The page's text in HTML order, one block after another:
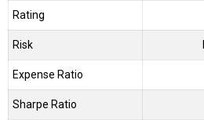
Rating
Risk
Expense Ratio
Sharpe Ratio